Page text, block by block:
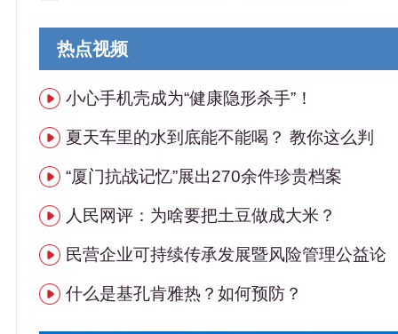
热点视频
小心手机壳成为“健康隐形杀手”！
夏天车里的水到底能不能喝？ 教你这么判
“厦门抗战记忆”展出270余件珍贵档案
人民网评：为啥要把土豆做成大米？
民营企业可持续传承发展暨风险管理公益论
什么是基孔肯雅热？如何预防？